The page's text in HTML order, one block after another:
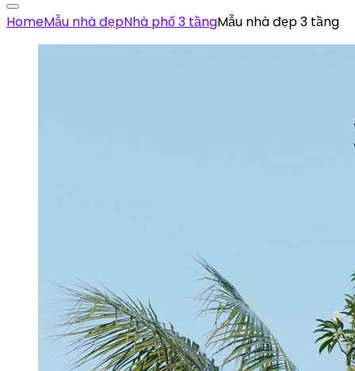
HomeMẫu nhà đẹpNhà phố 3 tầngMẫu nhà đẹp 3 tầng